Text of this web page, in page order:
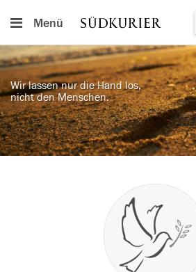
Menü
Wir lassen nur die Hand los,
nicht den Menschen.